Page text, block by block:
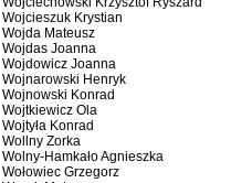
Wojcieszuk Krystian
Wojda Mateusz
Wojdas Joanna
Wojdowicz Joanna
Wojnarowski Henryk
Wojnowski Konrad
Wojtkiewicz Ola
Wojtyła Konrad
Wollny Zorka
Wolny-Hamkało Agnieszka
Wołowiec Grzegorz